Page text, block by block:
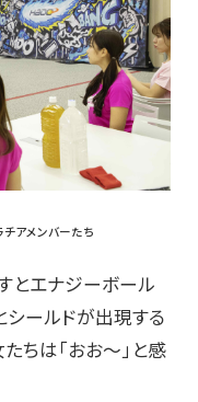
アメンバーたち
とエナジーボール
シールドが出現する
ちは「おお～」と感